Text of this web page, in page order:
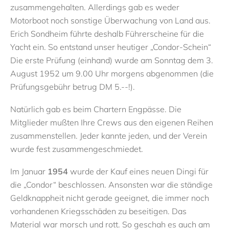
zusammengehalten. Allerdings gab es weder
Motorboot noch sonstige Überwachung von Land aus.
Erich Sondheim führte deshalb Führerscheine für die
Yacht ein. So entstand unser heutiger „Condor-Schein“
Die erste Prüfung (einhand) wurde am Sonntag dem 3.
August 1952 um 9.00 Uhr morgens abgenommen (die
Prüfungsgebühr betrug DM 5.--!).
Natürlich gab es beim Chartern Engpässe. Die
Mitglieder mußten Ihre Crews aus den eigenen Reihen
zusammenstellen. Jeder kannte jeden, und der Verein
wurde fest zusammengeschmiedet.
Im Januar 1954 wurde der Kauf eines neuen Dingi für
die „Condor“ beschlossen. Ansonsten war die ständige
Geldknappheit nicht gerade geeignet, die immer noch
vorhandenen Kriegsschäden zu beseitigen. Das
Material war morsch und rott. So geschah es auch am